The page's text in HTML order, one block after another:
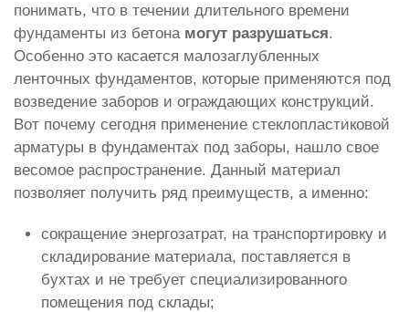
понимать, что в течении длительного времени
фундаменты из бетона могут разрушаться.
Особенно это касается малозаглубленных
ленточных фундаментов, которые применяются под
возведение заборов и ограждающих конструкций.
Вот почему сегодня применение стеклопластиковой
арматуры в фундаментах под заборы, нашло свое
весомое распространение. Данный материал
позволяет получить ряд преимуществ, а именно:
сокращение энергозатрат, на транспортировку и
складирование материала, поставляется в
бухтах и не требует специализированного
помещения под склады;